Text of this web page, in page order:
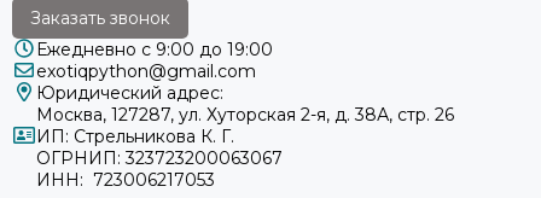
Заказать звонок
Ежедневно с 9:00 до 19:00
exotiqpython@gmail.com
Юридический адрес:
Москва, 127287, ул. Хуторская 2-я, д. 38А, стр. 26
ИП: Стрельникова К. Г.
ОГРНИП: 323723200063067
ИНН: 723006217053